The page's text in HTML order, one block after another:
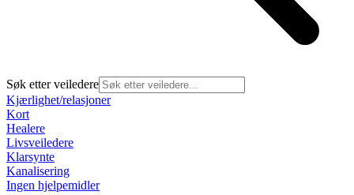
Søk etter veiledere
Kjærlighet/relasjoner
Kort
Healere
Livsveiledere
Klarsynte
Kanalisering
Ingen hjelpemidler